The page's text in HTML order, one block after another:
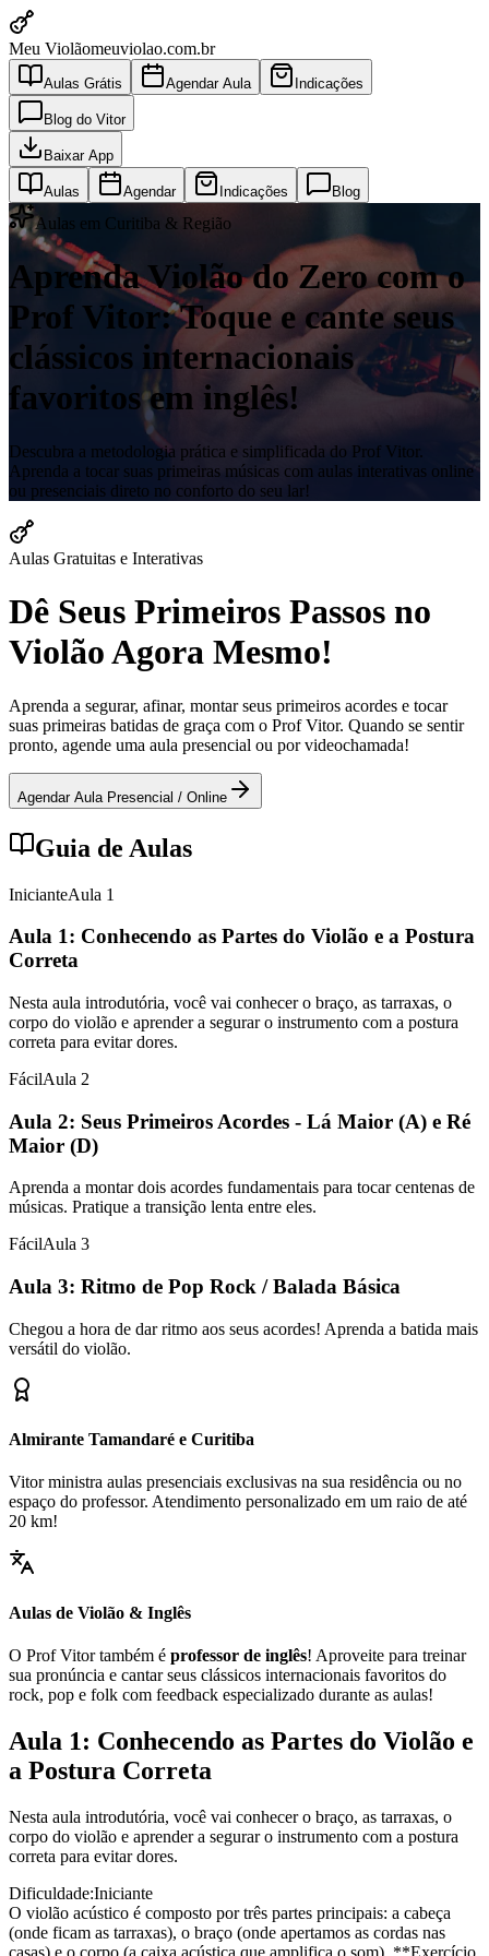
Meu Violãomeuviolao.com.br
Aulas Grátis Agendar Aula Indicações
Blog do Vitor
Baixar App
Aulas Agendar Indicações Blog
Aulas em Curitiba & Região
Aprenda Violão do Zero com o
Prof Vitor: Toque e cante seus
clássicos internacionais
favoritos em inglês!
Descubra a metodologia prática e simplificada do Prof Vitor.
Aprenda a tocar suas primeiras músicas com aulas interativas online
ou presenciais direto no conforto do seu lar!
Aulas Gratuitas e Interativas
Dê Seus Primeiros Passos no
Violão Agora Mesmo!
Aprenda a segurar, afinar, montar seus primeiros acordes e tocar
suas primeiras batidas de graça com o Prof Vitor. Quando se sentir
pronto, agende uma aula presencial ou por videochamada!
Agendar Aula Presencial / Online
Guia de Aulas
InicianteAula 1
Aula 1: Conhecendo as Partes do Violão e a Postura
Correta
Nesta aula introdutória, você vai conhecer o braço, as tarraxas, o
corpo do violão e aprender a segurar o instrumento com a postura
correta para evitar dores.
FácilAula 2
Aula 2: Seus Primeiros Acordes - Lá Maior (A) e Ré
Maior (D)
Aprenda a montar dois acordes fundamentais para tocar centenas de
músicas. Pratique a transição lenta entre eles.
FácilAula 3
Aula 3: Ritmo de Pop Rock / Balada Básica
Chegou a hora de dar ritmo aos seus acordes! Aprenda a batida mais
versátil do violão.
Almirante Tamandaré e Curitiba
Vitor ministra aulas presenciais exclusivas na sua residência ou no
espaço do professor. Atendimento personalizado em um raio de até
20 km!
Aulas de Violão & Inglês
O Prof Vitor também é professor de inglês! Aproveite para treinar
sua pronúncia e cantar seus clássicos internacionais favoritos do
rock, pop e folk com feedback especializado durante as aulas!
Aula 1: Conhecendo as Partes do Violão e
a Postura Correta
Nesta aula introdutória, você vai conhecer o braço, as tarraxas, o
corpo do violão e aprender a segurar o instrumento com a postura
correta para evitar dores.
Dificuldade:Iniciante
O violão acústico é composto por três partes principais: a cabeça
(onde ficam as tarraxas), o braço (onde apertamos as cordas nas
casas) e o corpo (a caixa acústica que amplifica o som). **Exercício